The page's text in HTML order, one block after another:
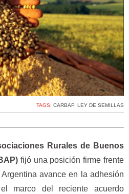
TAGS: CARBAP, LEY DE SEMILLAS
Rurales de Buenos
fijó una posición firme frente
avance en la adhesión
marco del reciente acuerdo